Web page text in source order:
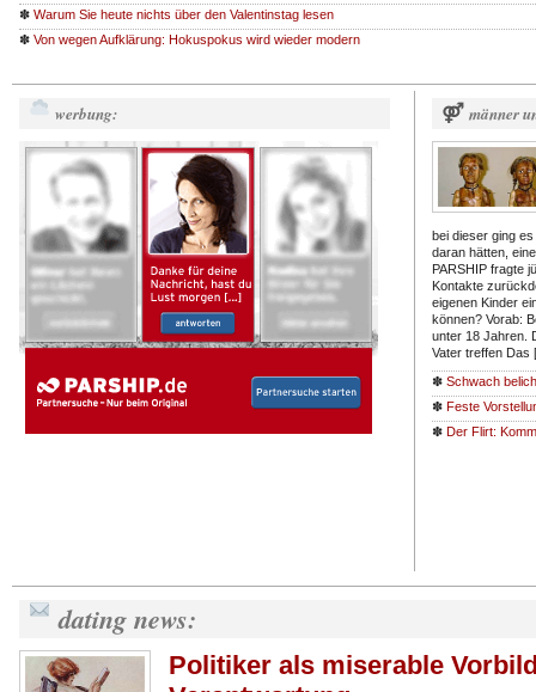
✽ Warum Sie heute nichts über den Valentinstag lesen
✽ Von wegen Aufklärung: Hokuspokus wird wieder modern
werbung: ⚤ männer
bei dieser ging
daran hätten,
PARSHIP fragte
Kontakte
eigenen Kinder
können? Vorab:
unter 18 Jahren.
Vater treffen
✽ Schwach
✽ Feste
✽ Der Flirt:
dating news:
Politiker als miserable